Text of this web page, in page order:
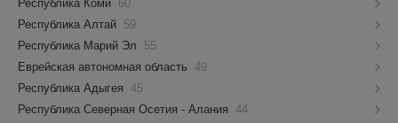
Республика Коми 60
Республика Алтай 59
Республика Марий Эл
55
Еврейская автономная область 49
Республика Адыгея 45
Республика Северная Осетия - Алания 44